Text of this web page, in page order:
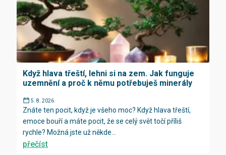
Když hlava třeští, lehni si na zem. Jak funguje
uzemnění a proč k němu potřebuješ minerály
5. 8. 2026
Znáte ten pocit, když je všeho moc? Když hlava třeští,
emoce bouří a máte pocit, že se celý svět točí příliš
rychle? Možná jste už někde...
přečíst